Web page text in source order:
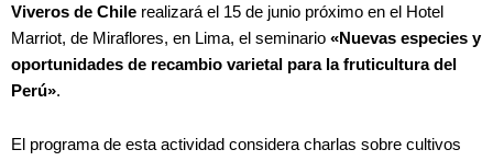
Viveros de Chile realizará el 15 de junio próximo en el Hotel
Marriot, de Miraflores, en Lima, el seminario «Nuevas especies​ y
oportunidades​ ​de ​recambio ​varietal para la fruticultura del
Perú».
El programa de esta actividad considera charlas sobre cultivos